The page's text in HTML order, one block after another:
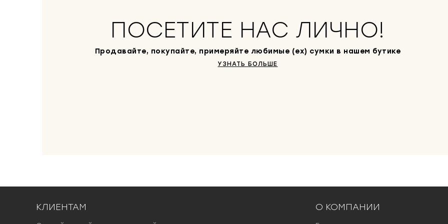
ПОСЕТИТЕ НАС ЛИЧНО!
Продавайте, покупайте, примеряйте любимые (ex) сумки в нашем бутике
УЗНАТЬ БОЛЬШЕ
КЛИЕНТАМ О КОМПАНИИ